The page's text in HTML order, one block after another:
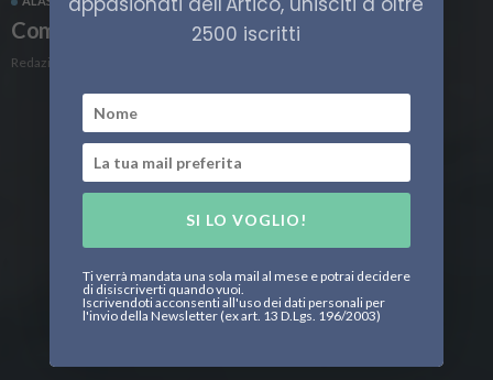
Come organizzare un viaggio in Alaska
Redazione
2500 iscritti
SI LO VOGLIO!
Ti verrà mandata una sola mail al mese e potrai decidere
di disiscriverti quando vuoi.
Iscrivendoti acconsenti all'uso dei dati personali per
l'invio della Newsletter (ex art. 13 D.Lgs. 196/2003)